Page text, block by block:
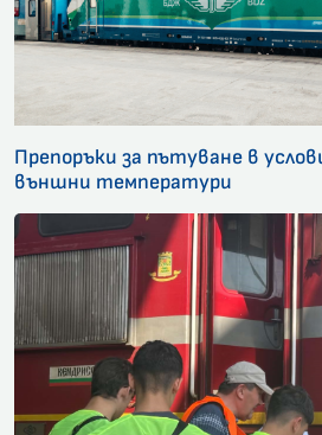
Препоръки за пътуване в
външни температури